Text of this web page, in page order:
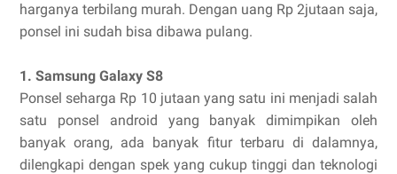
harganya terbilang murah. Dengan uang Rp 2jutaan saja,
ponsel ini sudah bisa dibawa pulang.
1. Samsung Galaxy S8
Ponsel seharga Rp 10 jutaan yang satu ini menjadi salah
satu ponsel android yang banyak dimimpikan oleh
banyak orang, ada banyak fitur terbaru di dalamnya,
dilengkapi dengan spek yang cukup tinggi dan teknologi